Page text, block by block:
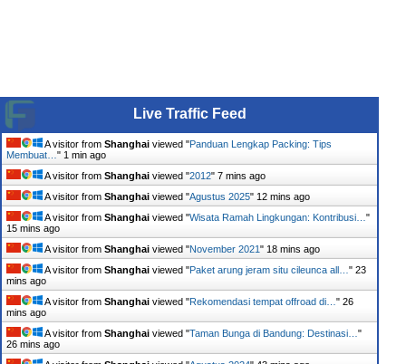
Live Traffic Feed
A visitor from Shanghai viewed "Panduan Lengkap Packing: Tips
Membuat… " 1 min ago
A visitor from Shanghai viewed "2012" 7 mins ago
A visitor from Shanghai viewed "Agustus 2025" 12 mins ago
A visitor from Shanghai viewed "Wisata Ramah Lingkungan: Kontribusi… "
15 mins ago
A visitor from Shanghai viewed "November 2021" 18 mins ago
A visitor from Shanghai viewed "Paket arung jeram situ cileunca all… " 23
mins ago
A visitor from Shanghai viewed "Rekomendasi tempat offroad di… " 26
mins ago
A visitor from Shanghai viewed "Taman Bunga di Bandung: Destinasi… "
26 mins ago